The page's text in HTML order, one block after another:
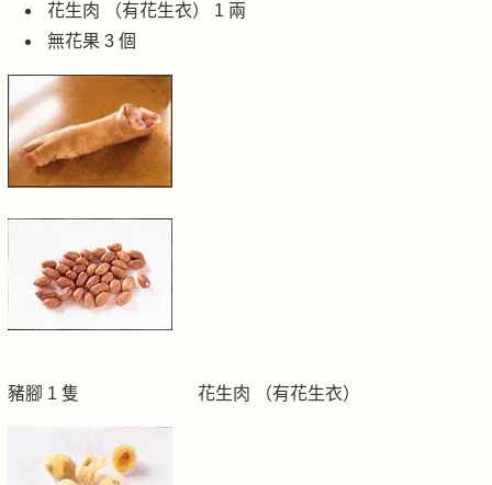
花生肉 （有花生衣） 1 兩
無花果 3 個
豬腳 1 隻 花生肉 （有花生衣）